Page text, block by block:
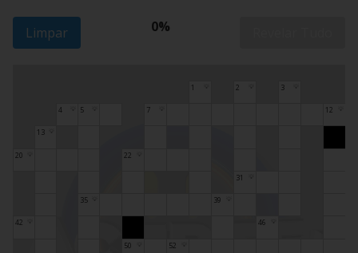
Limpar 0%
1 2 3
4 5 7 12
13
20 22
31
35 39
42 46
50 52